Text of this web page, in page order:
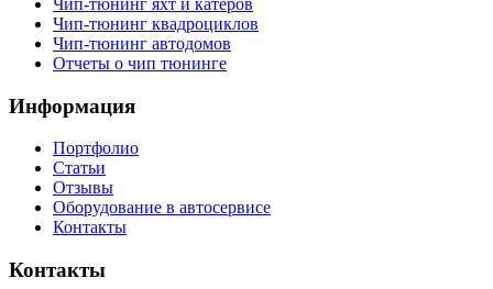
Чип-тюнинг яхт и катеров
Чип-тюнинг квадроциклов
Чип-тюнинг автодомов
Отчеты о чип тюнинге
Информация
Портфолио
Статьи
Отзывы
Оборудование в автосервисе
Контакты
Контакты